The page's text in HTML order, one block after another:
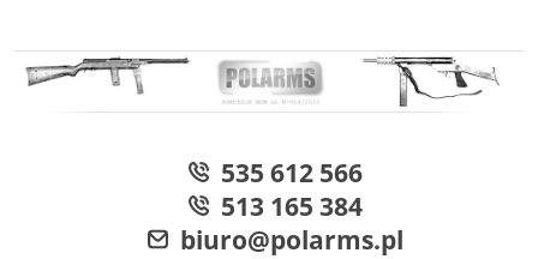
535 612 566
513 165 384
biuro@polarms.pl